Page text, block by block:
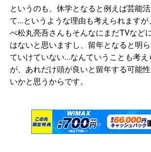
というのも、休学となると例えば芸能
て…というような理由も考えられます
べ松丸亮吾さんもそんなにまだTVなど
はないと思いますし、留年となると明
ていけていない…なんていうことも考え
が、あれだけ頭が良いと留年する可能
いかと思うからです。